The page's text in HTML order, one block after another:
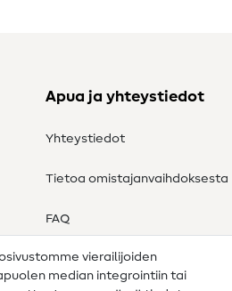
Apua ja yhteystiedot
Yhteystiedot
Tietoa omistajanvaihdoksesta
FAQ
Peruutusoikeus
vierailijoiden
median integrointiin tai